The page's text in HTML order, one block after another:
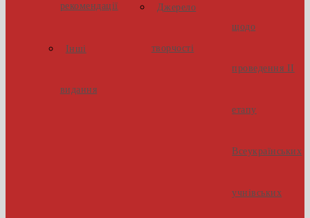
рекомендації
Інші
видання
Джерело
творчості
щодо
проведення ІІ
етапу
Всеукраїнських
учнівських